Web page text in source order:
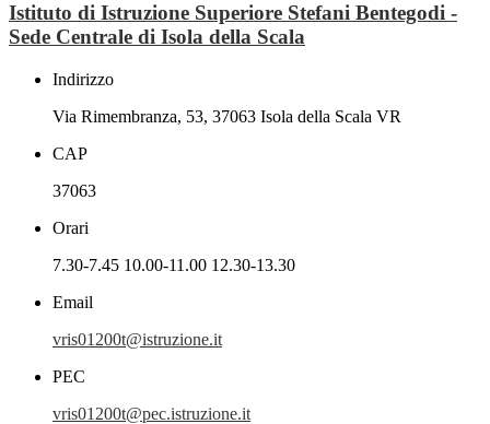
Istituto di Istruzione Superiore Stefani Bentegodi -
Sede Centrale di Isola della Scala
Indirizzo
Via Rimembranza, 53, 37063 Isola della Scala VR
CAP
37063
Orari
7.30-7.45 10.00-11.00 12.30-13.30
Email
vris01200t@istruzione.it
PEC
vris01200t@pec.istruzione.it